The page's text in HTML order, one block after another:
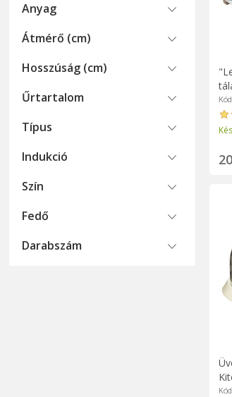
Anyag
Átmérő (cm)
Hosszúság (cm)
Űrtartalom
Típus
Indukció
Szín
Fedő
Darabszám